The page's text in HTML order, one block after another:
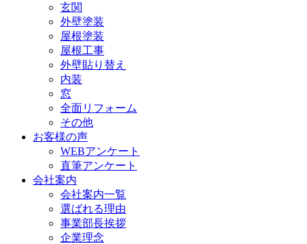
玄関
外壁塗装
屋根塗装
屋根工事
外壁貼り替え
内装
窓
全面リフォーム
その他
お客様の声
WEBアンケート
直筆アンケート
会社案内
会社案内一覧
選ばれる理由
事業部長挨拶
企業理念